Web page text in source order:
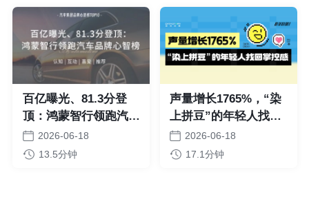
百亿曝光、81.3分登
顶：鸿蒙智行领跑汽车
品牌心智榜
2026-06-18
13.5分钟
声量增长1765%，“染
上拼豆”的年轻人找回
掌控感
2026-06-18
17.1分钟